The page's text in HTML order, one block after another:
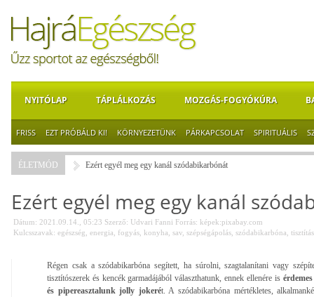
NYITÓLAP TÁPLÁLKOZÁS MOZGÁS-FOGYÓKÚRA
FRISS EZT PRÓBÁLD KI! KÖRNYEZETÜNK PÁRKAPCSOLAT SPIRITUÁLIS
ÉLETMÓD Ezért egyél meg egy kanál szódabikarbónát
Ezért egyél meg egy kanál
Dátum: 2021.09.14., 05:23 Szerző: Udvari Fanni Forrás: képek:pixabay.com
Kulcsszavak: egészség energia fogyás konyha sav szépségápolás szódabikarbóna tisztítás
Régen csak a szódabikarbóna segített, ha súrolni, szagtalanítani vagy
tisztítószerek és kencék garmadájából választhatunk, ennek ellenére is
és pipereasztalunk jolly jokerét. A szódabikarbóna mértékletes,